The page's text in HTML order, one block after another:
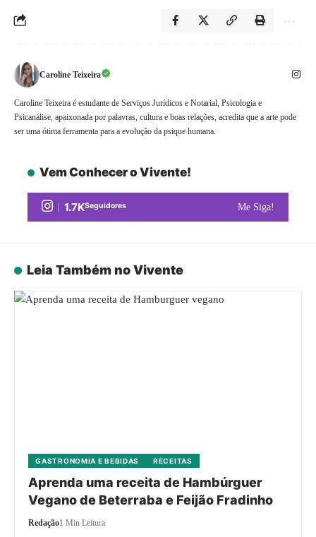
Caroline Teixeira
Caroline Teixeira é estudante de Serviços Jurídicos e Notarial, Psicologia e
Psicanálise, apaixonada por palavras, cultura e boas relações, acredita que a arte pode
ser uma ótima ferramenta para a evolução da psique humana.
Vem Conhecer o Vivente!
1.7KSeguidores Me Siga!
Leia Também no Vivente
GASTRONOMIA E BEBIDAS RECEITAS
Aprenda uma receita de Hambúrguer
Vegano de Beterraba e Feijão Fradinho
Redação1 Min Leitura